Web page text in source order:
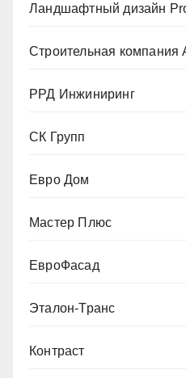
Ландшафтный дизайн
Строительная компания
РРД Инжиниринг
СК Групп
Евро Дом
Мастер Плюс
ЕвроФасад
Эталон-Транс
Контраст